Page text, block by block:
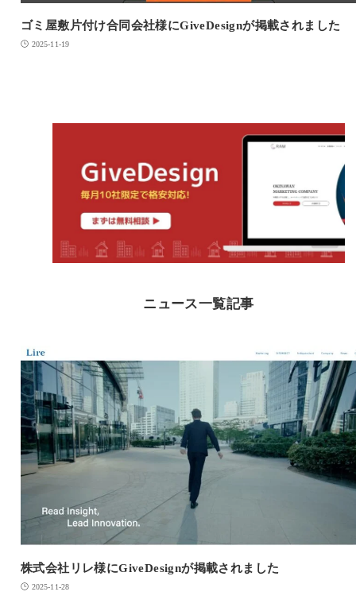
ゴミ屋敷片付け合同会社様にGiveDesignが掲載されました
2025-11-19
ニュース一覧記事
株式会社リレ様にGiveDesignが掲載されました
2025-11-28